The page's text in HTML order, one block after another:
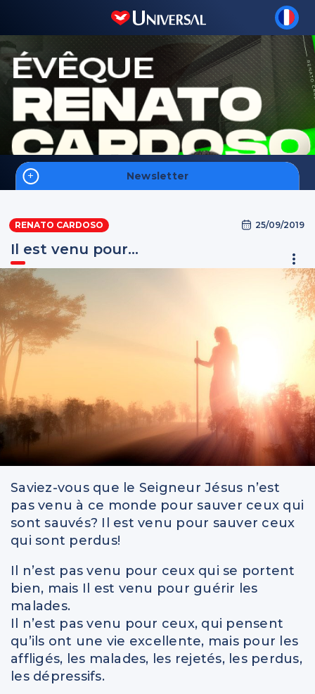
Newsletter
Foi
Hommes
Intelligence Spirituelle
IntelliMen
Parents et enfants
Vidéos
RENATO CARDOSO 25/09/2019
Il est venu pour…
Saviez-vous que le Seigneur Jésus n’est
pas venu à ce monde pour sauver ceux qui
sont sauvés? Il est venu pour sauver ceux
qui sont perdus!
Il n’est pas venu pour ceux qui se portent
bien, mais Il est venu pour guérir les
malades.
Il n’est pas venu pour ceux, qui pensent
qu’ils ont une vie excellente, mais pour les
affligés, les malades, les rejetés, les perdus,
les dépressifs.